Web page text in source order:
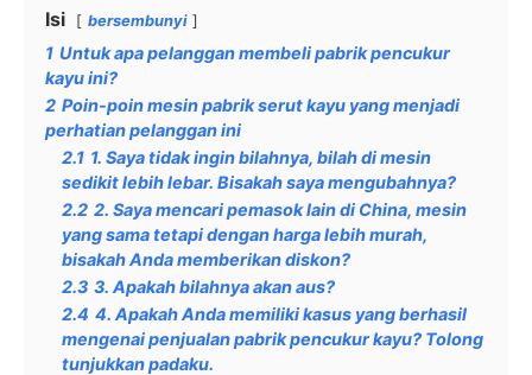
Isi bersembunyi
1 Untuk apa pelanggan membeli pabrik pencukur
kayu ini?
2 Poin-poin mesin pabrik serut kayu yang menjadi
perhatian pelanggan ini
2.1 1. Saya tidak ingin bilahnya, bilah di mesin
sedikit lebih lebar. Bisakah saya mengubahnya?
2.2 2. Saya mencari pemasok lain di China, mesin
yang sama tetapi dengan harga lebih murah,
bisakah Anda memberikan diskon?
2.3 3. Apakah bilahnya akan aus?
2.4 4. Apakah Anda memiliki kasus yang berhasil
mengenai penjualan pabrik pencukur kayu? Tolong
tunjukkan padaku.